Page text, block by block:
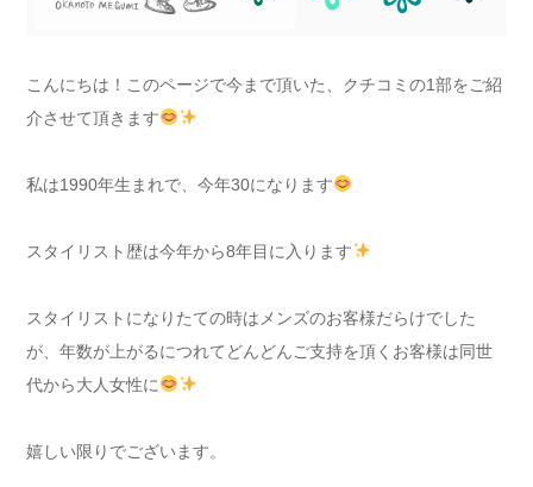
こんにちは！このページで今まで頂いた、クチコミの1部をご紹
介させて頂きます
私は1990年生まれで、今年30になります
スタイリスト歴は今年から8年目に入ります
スタイリストになりたての時はメンズのお客様だらけでした
が、年数が上がるにつれてどんどんご支持を頂くお客様は同世
代から大人女性に
嬉しい限りでございます。